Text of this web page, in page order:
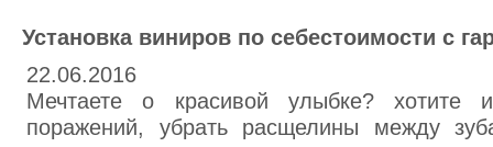
Установка виниров по себестоимости с
22.06.2016
Мечтаете о красивой улыбке? хотите
поражений, убрать расщелины между